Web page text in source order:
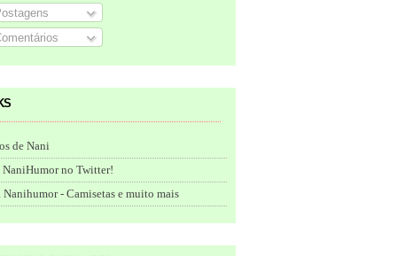
de Nani
NaniHumor no Twitter!
- Camisetas e muito mais